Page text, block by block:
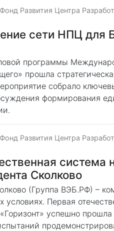
Развития Центра
сети НПЦ для
программы
прошла
собрало
формирования
Развития Центра
система
Сколково
(Группа ВЭБ.РФ) –
Первая
успешно